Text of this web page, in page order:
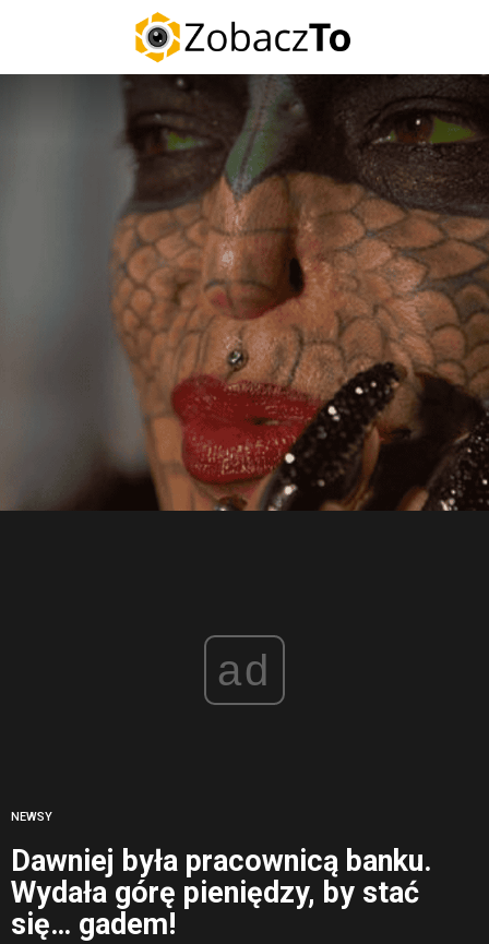
ad
NEWSY
Dawniej była pracownicą banku.
Wydała górę pieniędzy, by stać
się… gadem!